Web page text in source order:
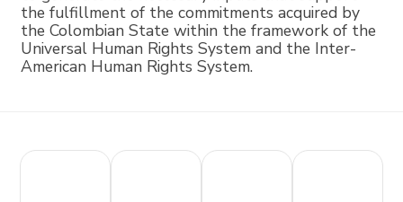
the fulfillment of the commitments acquired by
the Colombian State within the framework of the
Universal Human Rights System and the Inter-
American Human Rights System.